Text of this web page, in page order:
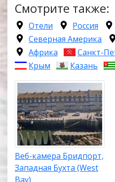
Смотрите также:
Отели Россия
Северная Америка
Африка
Санкт-
Крым
Казань
Веб-камера Бридпорт,
Западная Бухта (West
Bay)